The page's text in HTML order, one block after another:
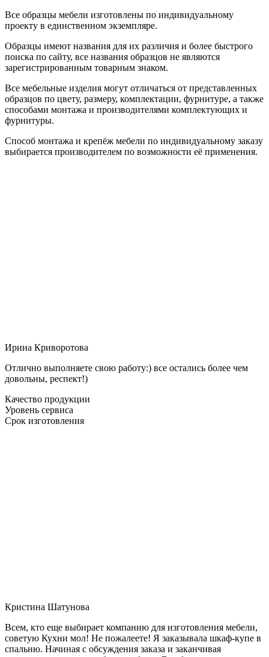
Все образцы мебели изготовлены по индивидуальному
проекту в единственном экземпляре.
Образцы имеют названия для их различия и более быстрого
поиска по сайту, все названия образцов не являются
зарегистрированным товарным знаком.
Все мебельные изделия могут отличаться от представленных
образцов по цвету, размеру, комплектации, фурнитуре, а также
способами монтажа и производителями комплектующих и
фурнитуры.
Способ монтажа и крепёж мебели по индивидуальному заказу
выбирается производителем по возможности её применения.
Ирина Криворотова
Отлично выполняете свою работу:) все остались более чем
довольны, респект!)
Качество продукции
Уровень сервиса
Срок изготовления
Кристина Шатунова
Всем, кто еще выбирает компанию для изготовления мебели,
советую Кухни мол! Не пожалеете! Я заказывала шкаф-купе в
спальню. Начиная с обсуждения заказа и заканчивая